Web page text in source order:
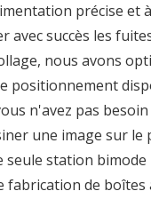
précise et
avec succès les
nous avons
positionnement
n'avez pas
une image sur
station bimode
fabrication de boîtes